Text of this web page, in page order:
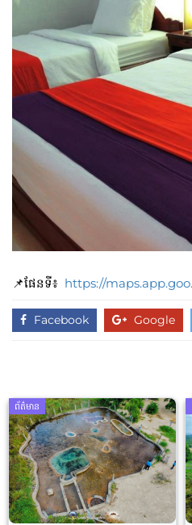
📌ផែនទី៖ https://
Facebook Google
ព័ត៌មាន